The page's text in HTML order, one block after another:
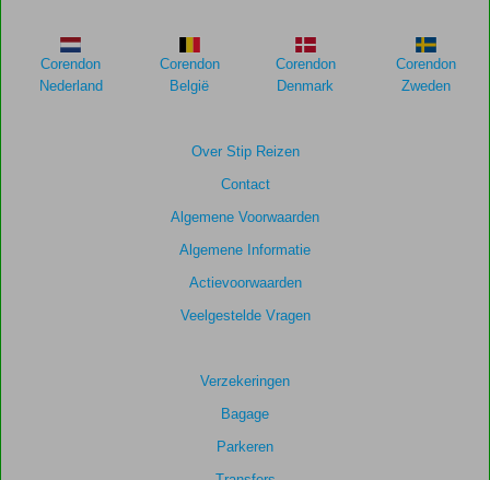
Over Stip Reizen
Contact
Algemene Voorwaarden
Algemene Informatie
Actievoorwaarden
Veelgestelde Vragen
Verzekeringen
Bagage
Parkeren
Corendon
Nederland
Corendon
België
Corendon
Denmark
Corendon
Zweden